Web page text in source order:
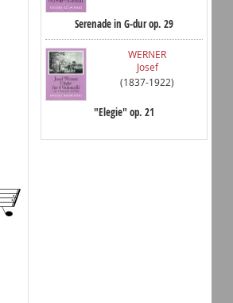
Serenade in G-dur op. 29
WERNER
Josef
(1837-1922)
"Elegie" op. 21